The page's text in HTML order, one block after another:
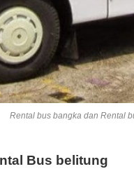
Rental bus bangka dan Rental
Bus belitung